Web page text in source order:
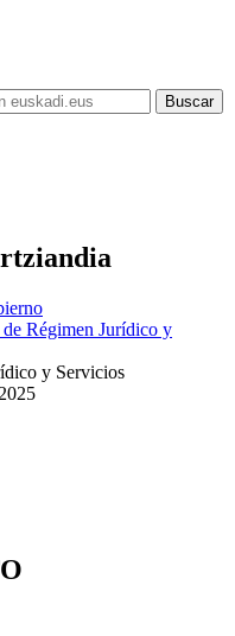
Régimen Jurídico y
y Servicios